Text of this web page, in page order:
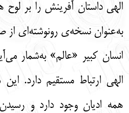
الهی داستان آفرینش را بر
به‌عنوان نسخه‌ی رونوشته‌ای از
انسان کبیر «عالم» به‌شمار
الهی ارتباط مستقیم دارد.
همه ادیان وجود دارد و